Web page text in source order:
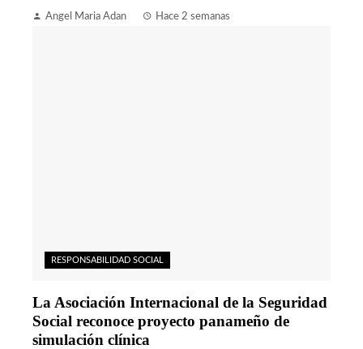
Angel Maria Adan Hace 2 semanas
RESPONSABILIDAD SOCIAL
La Asociación Internacional de la Seguridad
Social reconoce proyecto panameño de
simulación clínica